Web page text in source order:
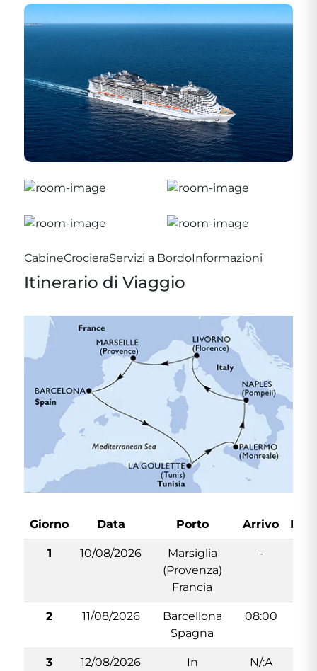
CabineCrocieraServizi a BordoInformazioni
Itinerario di Viaggio
Giorno Data Porto Arrivo
1 10/08/2026
Marsiglia
(Provenza)
Francia
-
2 11/08/2026
Barcellona
Spagna
08:00
3 12/08/2026
In
N/:A